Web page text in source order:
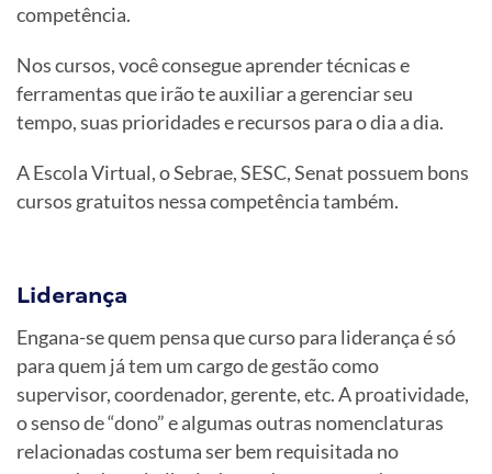
competência.
Nos cursos, você consegue aprender técnicas e
ferramentas que irão te auxiliar a gerenciar seu
tempo, suas prioridades e recursos para o dia a dia.
A Escola Virtual, o Sebrae, SESC, Senat possuem bons
cursos gratuitos nessa competência também.
Liderança
Engana-se quem pensa que curso para liderança é só
para quem já tem um cargo de gestão como
supervisor, coordenador, gerente, etc. A proatividade,
o senso de “dono” e algumas outras nomenclaturas
relacionadas costuma ser bem requisitada no